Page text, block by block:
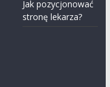
Jak pozycjonować
stronę lekarza?